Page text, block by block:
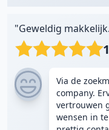
"Geweldig
Via de
company.
vertrouwen
wensen in